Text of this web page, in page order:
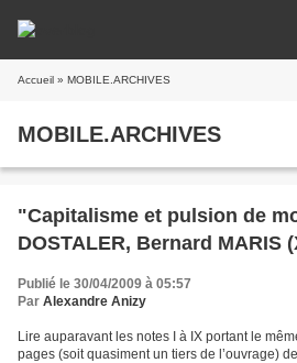
Accueil » MOBILE.ARCHIVES
MOBILE.ARCHIVES
"Capitalisme et pulsion de
DOSTALER, Bernard MARIS
Publié le 30/04/2009 à 05:57
Par Alexandre Anizy
Lire auparavant les notes I à IX portant le
pages (soit quasiment un tiers de l’ouvrage)